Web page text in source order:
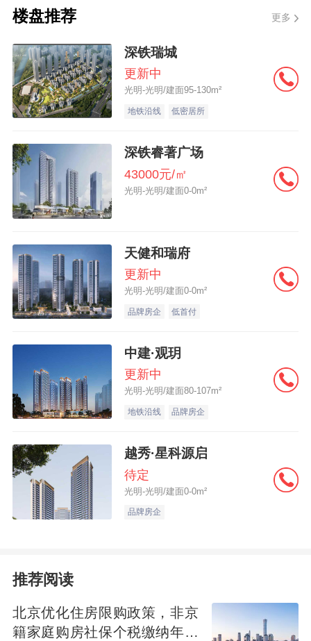
楼盘推荐 更多
深铁瑞城
更新中
光明-光明/建面95-130m²
地铁沿线 低密居所
深铁睿著广场
43000元/㎡
光明-光明/建面0-0m²
天健和瑞府
更新中
光明-光明/建面0-0m²
品牌房企 低首付
中建·观玥
更新中
光明-光明/建面80-107m²
地铁沿线 品牌房企
越秀·星科源启
待定
光明-光明/建面0-0m²
品牌房企
推荐阅读
北京优化住房限购政策，非京
籍家庭购房社保个税缴纳年限